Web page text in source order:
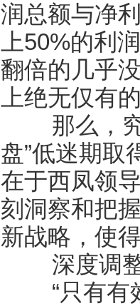
润总额与净
上50%的利
翻倍的几乎
上绝无仅有
那么，究
盘”低迷期取
在于西凤领
刻洞察和把
新战略，使
深度调整
“只有有效